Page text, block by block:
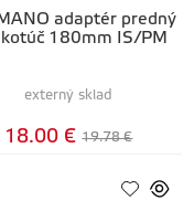
adaptér predný
kotúč 180mm IS/PM
externý sklad
18.00 € 19.78 €